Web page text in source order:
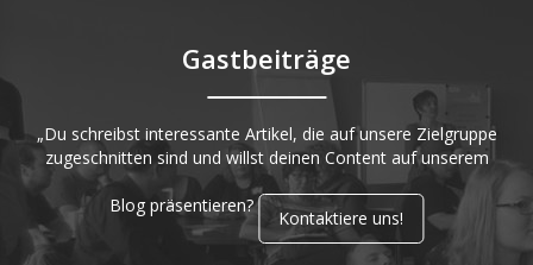
Gastbeiträge
„Du schreibst interessante Artikel, die auf unsere Zielgruppe
zugeschnitten sind und willst deinen Content auf unserem
Blog präsentieren?
Kontaktiere uns!